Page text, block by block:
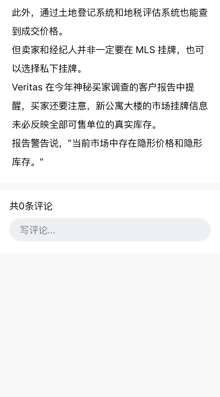
此外，通过土地登记系统和地税评估系统也能查
到成交价格。
但卖家和经纪人并非一定要在 MLS 挂牌，也可
以选择私下挂牌。
Veritas 在今年神秘买家调查的客户报告中提
醒，买家还要注意，新公寓大楼的市场挂牌信息
未必反映全部可售单位的真实库存。
报告警告说，"当前市场中存在隐形价格和隐形
库存。"
共0条评论